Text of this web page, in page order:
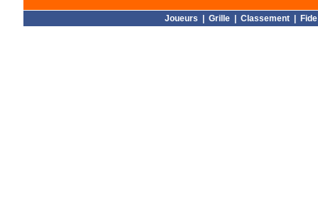
Joueurs Grille Classement Fide